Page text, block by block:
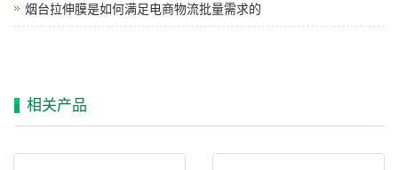
烟台拉伸膜是如何满足电商物流批量需求的
相关产品